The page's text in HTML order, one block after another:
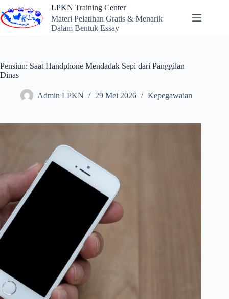
to
content
LPKN Training Center
Materi Pelatihan Gratis & Menarik
Dalam Bentuk Essay
Pensiun: Saat Handphone Mendadak Sepi dari Panggilan
Dinas
Admin LPKN 29 Mei 2026 Kepegawaian